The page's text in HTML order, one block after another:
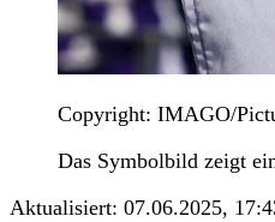
Copyright: IMAGO/
Das Symbolbild zeigt
Aktualisiert: 07.06.2025,